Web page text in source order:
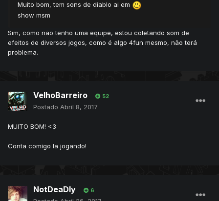
Muito bom, tem sons de diablo ai em
show msm
Sim, como não tenho uma equipe, estou coletando som de
efeitos de diversos jogos, como é algo 4fun mesmo, não terá
problema.
VelhoBarreiro 52
Postado Abril 8, 2017
MUITO BOM! <3
Conta comigo la jogando!
NotDeaDly 6